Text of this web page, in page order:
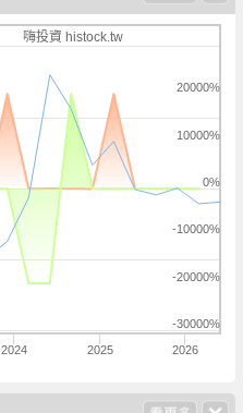
嗨投資 histock.tw
2024 2025 2026
-30000%
-20000%
-10000%
0%
10000%
20000%